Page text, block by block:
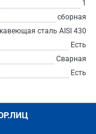
1
сборная
сталь AISI 430
Есть
Сварная
Есть